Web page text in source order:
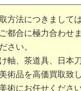
方法につきまして
都合に極力合わせ
さい。
軸、茶道具、日本
術品を高価買取致
術にお任せください